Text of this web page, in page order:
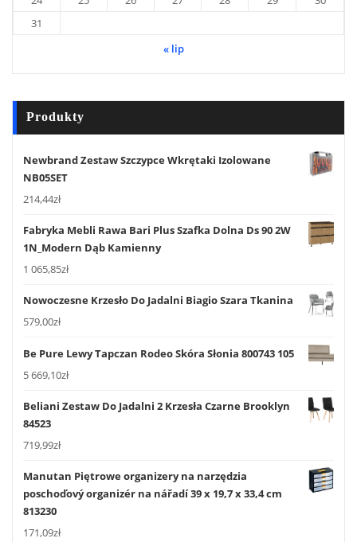
31
« lip
Produkty
Newbrand Zestaw Szczypce Wkrętaki Izolowane
NB05SET
214,44zł
Fabryka Mebli Rawa Bari Plus Szafka Dolna Ds 90 2W
1N_Modern Dąb Kamienny
1 065,85zł
Nowoczesne Krzesło Do Jadalni Biagio Szara Tkanina
579,00zł
Be Pure Lewy Tapczan Rodeo Skóra Słonia 800743 105
5 669,10zł
Beliani Zestaw Do Jadalni 2 Krzesła Czarne Brooklyn
84523
719,99zł
Manutan Piętrowe organizery na narzędzia
poschoďový organizér na nářadí 39 x 19,7 x 33,4 cm
813230
171,09zł